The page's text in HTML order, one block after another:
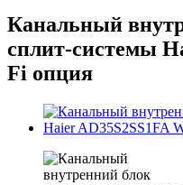
Канальный
сплит-системы
Fi опция